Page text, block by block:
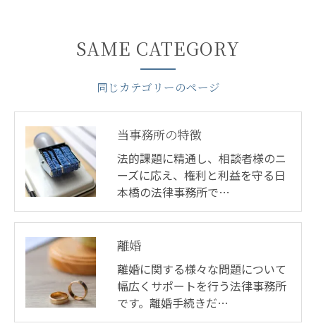
同じカテゴリーのページ
SAME CATEGORY
当事務所の特徴
法的課題に精通し、相談者様のニ
ーズに応え、権利と利益を守る日
本橋の法律事務所で…
離婚
離婚に関する様々な問題について
幅広くサポートを行う法律事務所
です。離婚手続きだ…